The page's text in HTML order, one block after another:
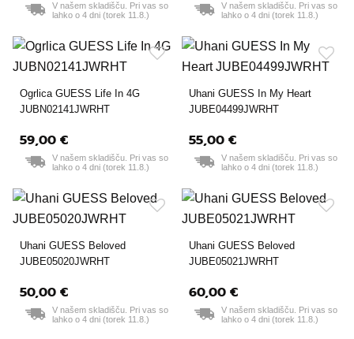
V našem skladišču. Pri vas so
lahko o 4 dni (torek 11.8.)
V našem skladišču. Pri vas so
lahko o 4 dni (torek 11.8.)
Ogrlica GUESS Life In 4G
JUBN02141JWRHT
59,00 €
V našem skladišču. Pri vas so
lahko o 4 dni (torek 11.8.)
Uhani GUESS In My Heart
JUBE04499JWRHT
55,00 €
V našem skladišču. Pri vas so
lahko o 4 dni (torek 11.8.)
Uhani GUESS Beloved
JUBE05020JWRHT
50,00 €
V našem skladišču. Pri vas so
lahko o 4 dni (torek 11.8.)
Uhani GUESS Beloved
JUBE05021JWRHT
60,00 €
V našem skladišču. Pri vas so
lahko o 4 dni (torek 11.8.)